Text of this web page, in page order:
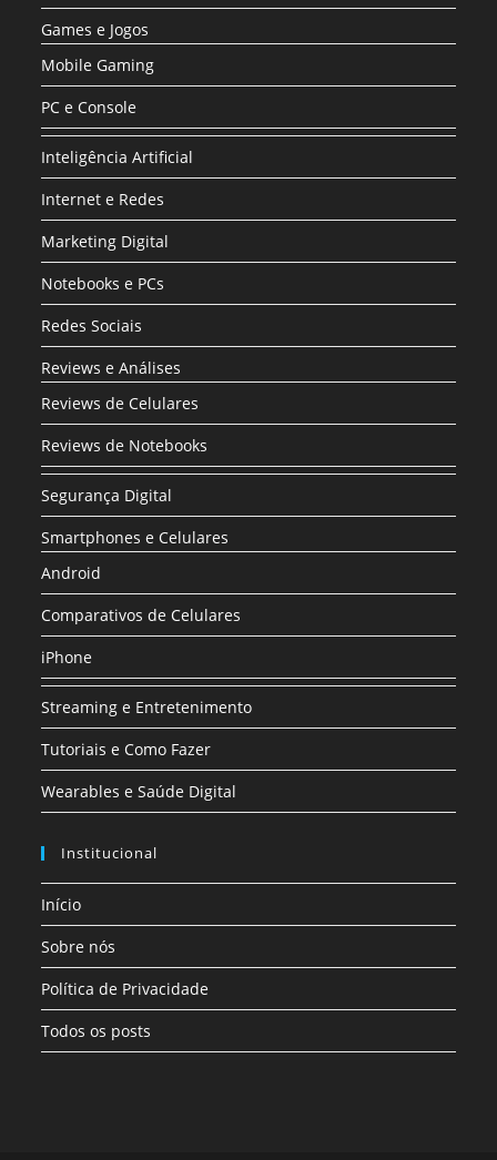
Games e Jogos
Mobile Gaming
PC e Console
Inteligência Artificial
Internet e Redes
Marketing Digital
Notebooks e PCs
Redes Sociais
Reviews e Análises
Reviews de Celulares
Reviews de Notebooks
Segurança Digital
Smartphones e Celulares
Android
Comparativos de Celulares
iPhone
Streaming e Entretenimento
Tutoriais e Como Fazer
Wearables e Saúde Digital
Institucional
Início
Sobre nós
Política de Privacidade
Todos os posts